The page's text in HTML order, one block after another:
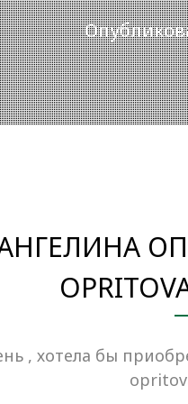
, хотела бы